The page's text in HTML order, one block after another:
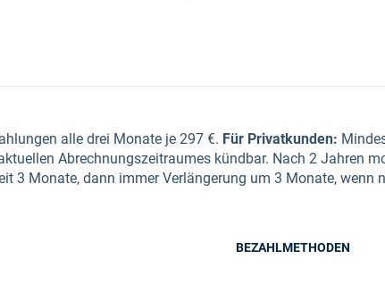
alle drei Monate je 297 €. Für Privatkunden:
Abrechnungszeitraumes kündbar. Nach 2 Jahren
3 Monate, dann immer Verlängerung um 3 Monate, wenn
BEZAHLMETHODEN